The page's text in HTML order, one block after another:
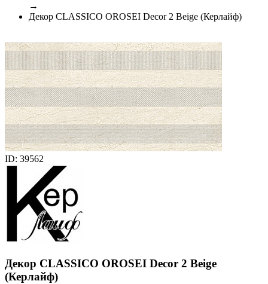
→
Декор CLASSICO OROSEI Decor 2 Beige (Керлайф)
ID: 39562
Декор CLASSICO OROSEI Decor 2 Beige
(Керлайф)